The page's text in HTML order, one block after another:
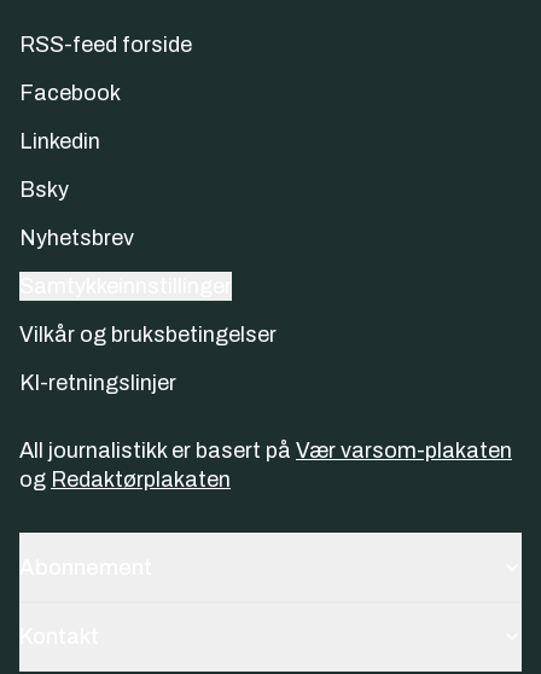
RSS-feed forside
Facebook
Linkedin
Bsky
Nyhetsbrev
Vilkår og bruksbetingelser
KI-retningslinjer
All journalistikk er basert på Vær varsom-plakaten
og Redaktørplakaten